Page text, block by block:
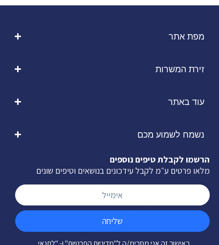
מפת אתר
זירת המשרות
עוד באתר
נשמח לשמוע מכם
הרשמו לקבלת טיפים נוספים
מלאו פרטים ע״מ לקבל עידכונים בנושאים וטיפים שונים
שליחה